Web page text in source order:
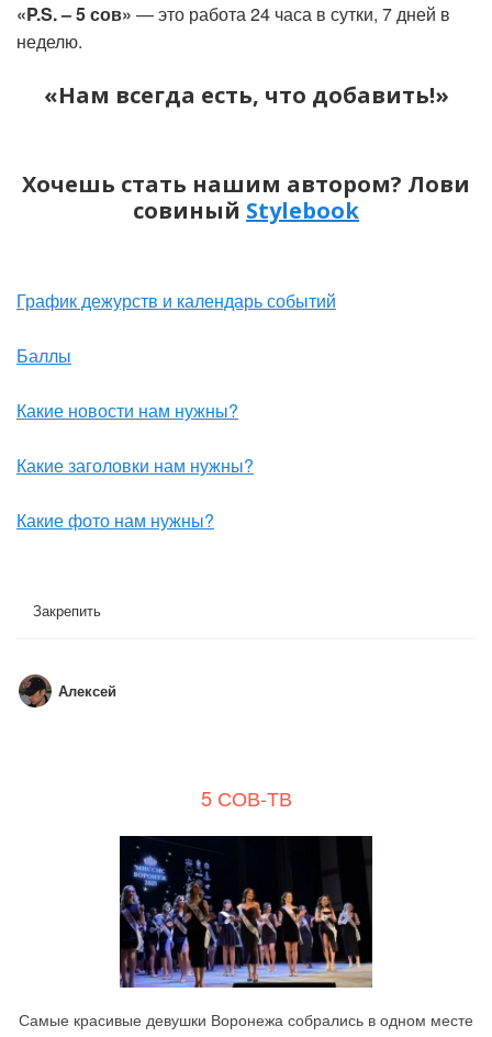
«P.S. – 5 сов» — это работа 24 часа в сутки, 7 дней в
неделю.
«Нам всегда есть, что добавить!»
Хочешь стать нашим автором? Лови
совиный Stylebook
График дежурств и календарь событий
Баллы
Какие новости нам нужны?
Какие заголовки нам нужны?
Какие фото нам нужны?
Закрепить
Алексей
5 СОВ-ТВ
Самые красивые девушки Воронежа собрались в одном месте